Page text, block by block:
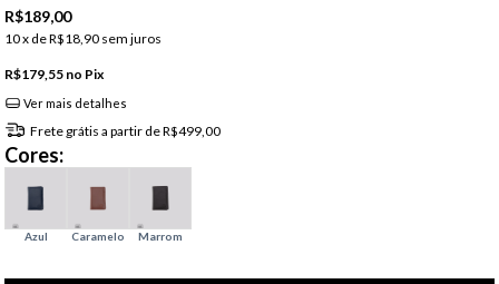
R$189,00
10x deR$18,90 sem juros
R$179,55 Pix
Ver mais detalhes
Frete grátis a partir deR$499,00
Cores: